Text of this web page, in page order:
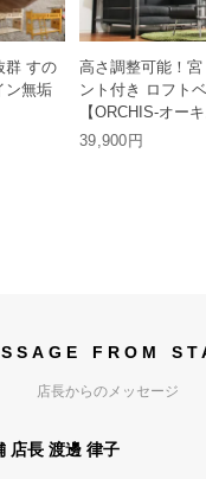
群 すの
ン無垢
高さ調整可能！宮
ント付き ロフト
【ORCHIS-オー
39,900円
FROM
店長からのメッセージ
店長 渡邊 律子